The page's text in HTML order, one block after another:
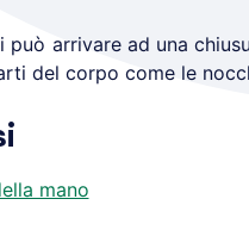
può arrivare ad una
del corpo come le
mano